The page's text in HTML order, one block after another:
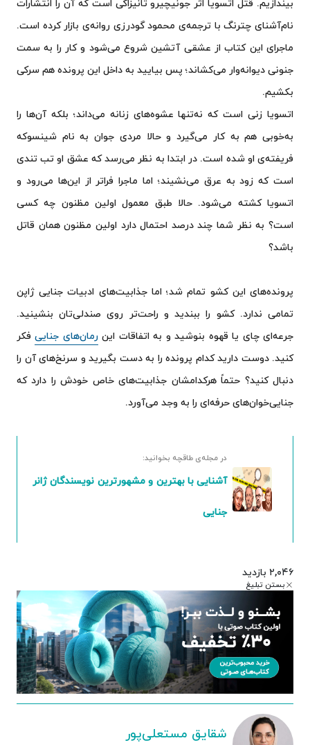
نام‌آشنای چترنگ با ترجمه‌ی محمود گودرزی روانه‌ی بازار کرده است.
ماجرای این کتاب از عشقی آتشین شروع می‌شود و کار را به سمت
جنونی دیوانه‌وار می‌کشاند؛ پس بیایید به داخل این پرونده هم سرکی
بکشیم.
اتسویا زنی است که نه‌تنها عشوه‌های زنانه می‌داند؛ بلکه آن‌ها را
به‌خوبی هم به کار می‌گیرد و حالا مردی جوان به نام شینسوکه
فریفته‌ی او شده است. در ابتدا به نظر می‌رسد که عشق او تب تندی
است که زود به عرق می‌نشیند؛ اما ماجرا فراتر از این‌ها می‌رود و
اتسویا کشته می‌شود. حالا طبق معمول اولین مظنون چه کسی
است؟ به نظر شما چند درصد احتمال دارد اولین مظنون همان قاتل
باشد؟
پرونده‌های این کشو تمام شد؛ اما جذابیت‌های ادبیات جنایی ژاپن
تمامی ندارد. کشو را ببندید و راحت‌تر روی صندلی‌تان بنشینید.
جرعه‌ای چای یا قهوه بنوشید و به اتفاقات اینرمان‌های جناییفکر
کنید. دوست دارید کدام پرونده را به دست بگیرید و سرنخ‌های آن را
دنبال کنید؟ حتماً هرکدامشان جذابیت‌های خاص خودش را دارد که
جنایی‌خوان‌های حرفه‌ای را به وجد می‌آورد.
در مجله‌ی طاقچه بخوانید:
آشنایی با بهترین و مشهورترین نویسندگان ژانر
جنایی
۲,۰۴۶ بازدید
بستن تبلیغ
شقایق مستعلی‌پور